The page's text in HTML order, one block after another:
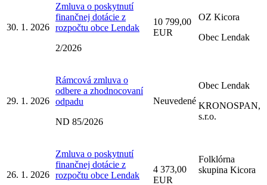
30. 1. 2026
Zmluva o poskytnutí
finančnej dotácie z
rozpočtu obce Lendak
2/2026
10 799,00
EUR
OZ Kicora
Obec Lendak
29. 1. 2026
Rámcová zmluva o
odbere a zhodnocovaní
odpadu
ND 85/2026
Neuvedené
Obec Lendak
KRONOSPAN,
s.r.o.
26. 1. 2026
Zmluva o poskytnutí
finančnej dotácie z
rozpočtu obce Lendak
4 373,00
EUR
Folklórna
skupina Kicora